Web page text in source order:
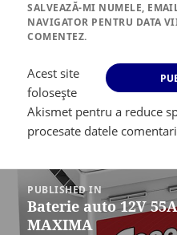
SALVEAZĂ-MI NUMELE,
NAVIGATOR PENTRU DATA
COMENTEZ.
Acest site
folosește
Akismet pentru a reduce
procesate datele
Navigare
articole
PUBLISHED IN
Baterie auto 12V
MAXIMA